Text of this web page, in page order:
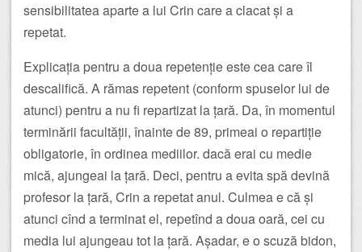
sensibilitatea aparte a lui Crin care a clacat și a
repetat.
Explicația pentru a doua repetenție este cea care îl
descalifică. A rămas repetent (conform spuselor lui de
atunci) pentru a nu fi repartizat la țară. Da, în momentul
terminării facultății, înainte de 89, primeai o repartiție
obligatorie, în ordinea mediilor. dacă erai cu medie
mică, ajungeai la țară. Deci, pentru a evita spă devină
profesor la țară, Crin a repetat anul. Culmea e că și
atunci cînd a terminat el, repetînd a doua oară, cei cu
media lui ajungeau tot la țară. Așadar, e o scuză bidon,